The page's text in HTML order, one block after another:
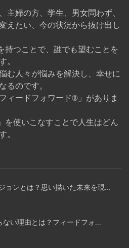
主婦の方、学生、男女問わず、
えたい、今の状況から抜け出し
持つことで、誰でも望むことを
。
む人々が悩みを解決し、幸せに
るのです。
ィードフォワード®」がありま
を使いこなすことで人生はどん
。
ョンとは？思い描いた未来を現...
ない理由とは？フィードフォ...